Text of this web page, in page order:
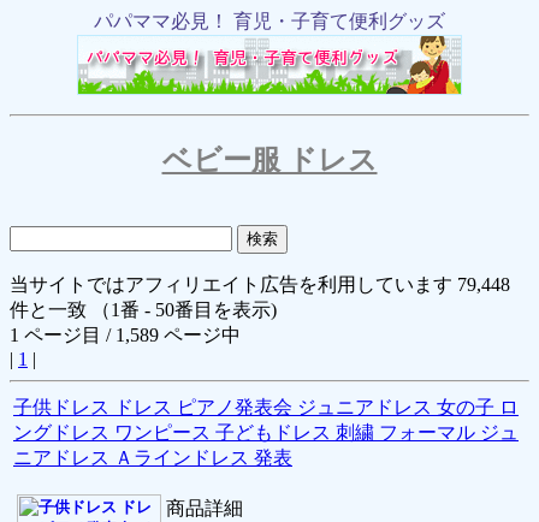
パパママ必見！ 育児・子育て便利グッズ
ベビー服 ドレス
当サイトではアフィリエイト広告を利用しています 79,448
件と一致 （1番 - 50番目を表示)
1 ページ目 / 1,589 ページ中
| 1 |
子供ドレス ドレス ピアノ発表会 ジュニアドレス 女の子 ロ
ングドレス ワンピース 子どもドレス 刺繍 フォーマル ジュ
ニアドレス Ａラインドレス 発表
商品詳細